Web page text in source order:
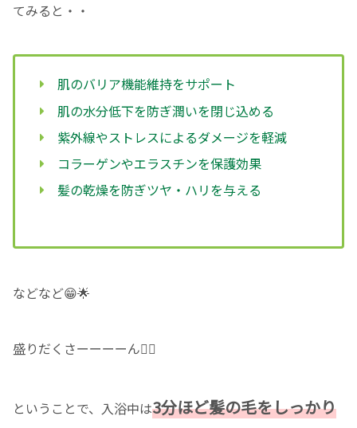
てみると・・
肌のバリア機能維持をサポート
肌の水分低下を防ぎ潤いを閉じ込める
紫外線やストレスによるダメージを軽減
コラーゲンやエラスチンを保護効果
髪の乾燥を防ぎツヤ・ハリを与える
などなど😁🌟
盛りだくさーーーーん✌🏻
ということで、入浴中は3分ほど髪の毛をしっかり